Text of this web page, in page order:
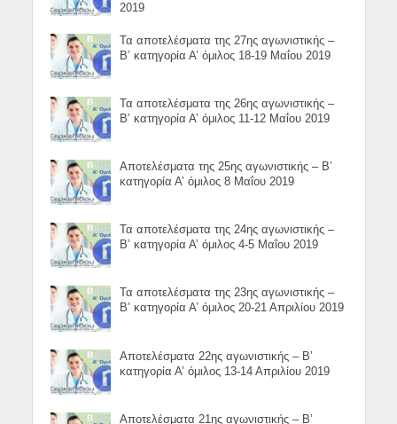
2019
Τα αποτελέσματα της 27ης αγωνιστικής –
Β’ κατηγορία Α’ όμιλος 18-19 Μαΐου 2019
Τα αποτελέσματα της 26ης αγωνιστικής –
Β’ κατηγορία Α’ όμιλος 11-12 Μαΐου 2019
Αποτελέσματα της 25ης αγωνιστικής – Β’
κατηγορία Α’ όμιλος 8 Μαΐου 2019
Τα αποτελέσματα της 24ης αγωνιστικής –
Β’ κατηγορία Α’ όμιλος 4-5 Μαΐου 2019
Τα αποτελέσματα της 23ης αγωνιστικής –
Β’ κατηγορία Α’ όμιλος 20-21 Απριλίου 2019
Αποτελέσματα 22ης αγωνιστικής – Β’
κατηγορία Α’ όμιλος 13-14 Απριλίου 2019
Αποτελέσματα 21ης αγωνιστικής – Β’